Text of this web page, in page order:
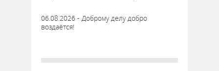
06.08.2026 - Доброму делу добро
воздаётся!